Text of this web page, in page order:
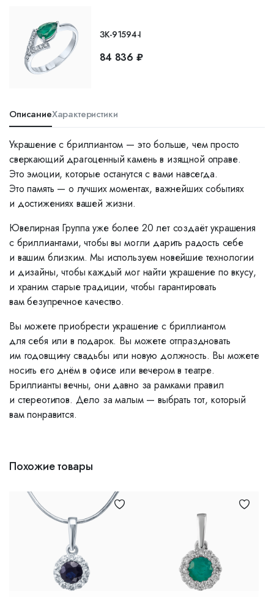
ЗК-91594-I
84 836 ₽
ОписаниеХарактеристики
Украшение с бриллиантом — это больше, чем просто
сверкающий драгоценный камень в изящной оправе.
Это эмоции, которые останутся с вами навсегда.
Это память — о лучших моментах, важнейших событиях
и достижениях вашей жизни.
Ювелирная Группа уже более 20 лет создаёт украшения
с бриллиантами, чтобы вы могли дарить радость себе
и вашим близким. Мы используем новейшие технологии
и дизайны, чтобы каждый мог найти украшение по вкусу,
и храним старые традиции, чтобы гарантировать
вам безупречное качество.
Вы можете приобрести украшение с бриллиантом
для себя или в подарок. Вы можете отпраздновать
им годовщину свадьбы или новую должность. Вы можете
носить его днём в офисе или вечером в театре.
Бриллианты вечны, они давно за рамками правил
и стереотипов. Дело за малым — выбрать тот, который
вам понравится.
Похожие товары